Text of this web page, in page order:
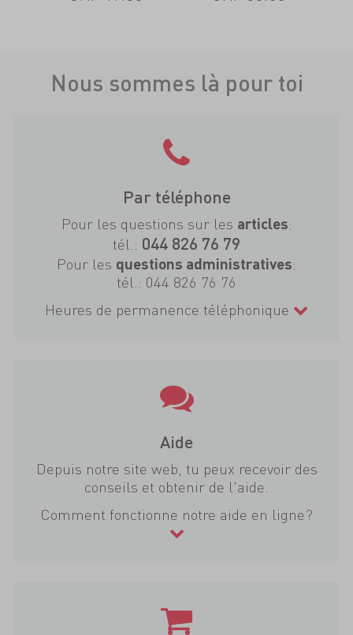
Nous sommes là pour toi
Par téléphone
Pour les questions sur les articles:
tél.: 044 826 76 79
Pour les questions administratives:
tél.: 044 826 76 76
Heures de permanence téléphonique
Aide
Depuis notre site web, tu peux recevoir des
conseils et obtenir de l'aide.
Comment fonctionne notre aide en ligne?